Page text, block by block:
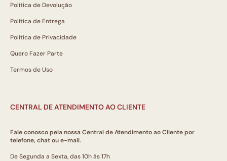
Política de Devolução
Política de Entrega
Política de Privacidade
Quero Fazer Parte
Termos de Uso
CENTRAL DE ATENDIMENTO AO CLIENTE
Fale conosco pela nossa Central de Atendimento ao Cliente por
telefone, chat ou e-mail.
De Segunda a Sexta, das 10h às 17h